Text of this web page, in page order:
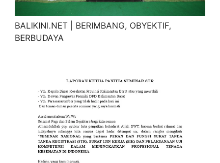
BALIKINI.NET | BERIMBANG, OBYEKTIF,
BERBUDAYA